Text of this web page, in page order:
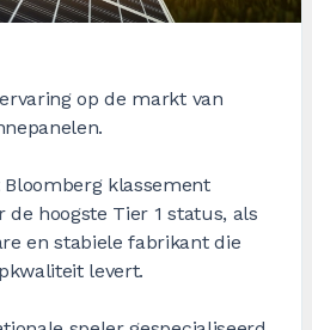
op de markt van
Bloomberg klassement
de hoogste Tier 1 status, als
en stabiele fabrikant die
levert.